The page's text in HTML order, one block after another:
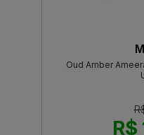
Oud Amber
R$